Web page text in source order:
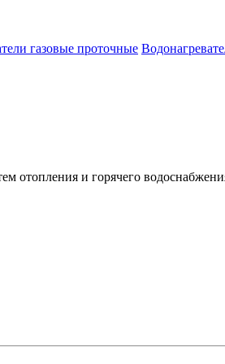
газовые проточные
отопления и горячего